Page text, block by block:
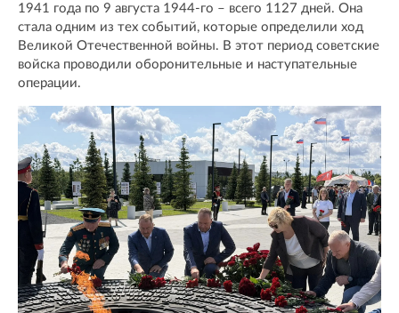
1941 года по 9 августа 1944-го – всего 1127 дней. Она
стала одним из тех событий, которые определили ход
Великой Отечественной войны. В этот период советские
войска проводили оборонительные и наступательные
операции.